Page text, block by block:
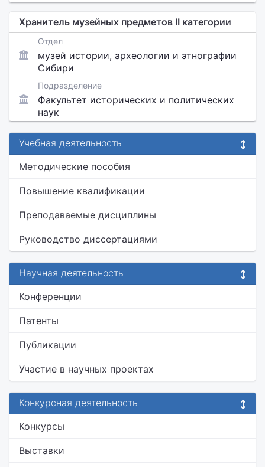
Хранитель музейных предметов II категории
Отдел
музей истории, археологии и этнографии
Сибири
Подразделение
Факультет исторических и политических
наук
Учебная деятельность
Методические пособия
Повышение квалификации
Преподаваемые дисциплины
Руководство диссертациями
Научная деятельность
Конференции
Патенты
Публикации
Участие в научных проектах
Конкурсная деятельность
Конкурсы
Выставки